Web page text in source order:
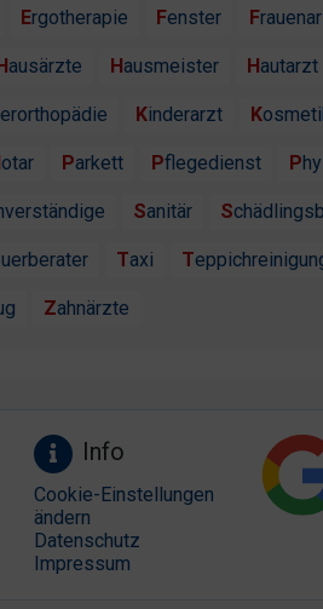
Ergotherapie Fenster
Hausärzte Hausmeister Hautarzt
Kinderarzt
Notar Parkett Pflegedienst
Sanitär
Taxi
Zahnärzte
Info
Cookie-Einstellungen
ändern
Datenschutz
Impressum